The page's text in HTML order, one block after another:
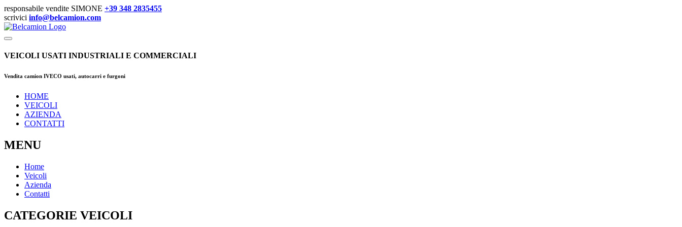
responsabile vendite SIMONE +39 348 2835455
scrivici info@belcamion.com
VEICOLI USATI INDUSTRIALI E COMMERCIALI
Vendita camion IVECO usati, autocarri e furgoni
HOME
VEICOLI
AZIENDA
CONTATTI
MENU
Home
Veicoli
Azienda
Contatti
CATEGORIE VEICOLI